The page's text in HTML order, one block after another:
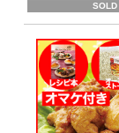
SOLD